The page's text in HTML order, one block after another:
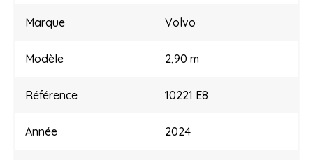
Marque Volvo
Modèle 2,90 m
Référence 10221 E8
Année 2024